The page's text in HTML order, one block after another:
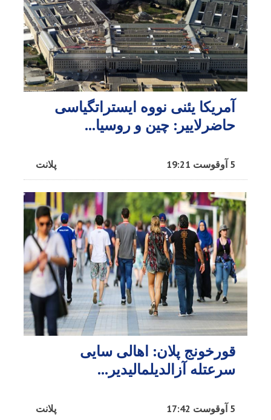
آمریکا یئنی نووه ایستراتگیاسی
حاضرلاییر: چین و روسیا...
پلانت 5 آوقوست 19:21
قورخونج پلان: اهالی سایی
سرعتله آزالدیلمالیدیر...
پلانت 5 آوقوست 17:42